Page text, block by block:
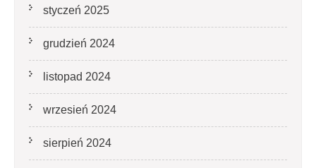
styczeń 2025
grudzień 2024
listopad 2024
wrzesień 2024
sierpień 2024